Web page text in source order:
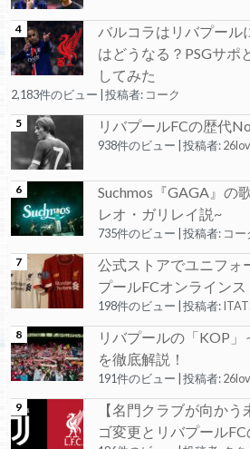
バルコラはリバプール
はどうなる？PSGサポ
してみた
2,183件のビュー 投稿者: コーク
リバプールFCの歴代
938件のビュー 投稿者:
Suchmos『GAGA』
レオ・ガリレイ説~
735件のビュー 投稿者: コー
公式ストアでユニフォ
プールFCオンライン
198件のビュー 投稿者:
リバプールの「KOP
を徹底解説！
191件のビュー 投稿者:
【名門クラブが向か
ゴ変更とリバプール